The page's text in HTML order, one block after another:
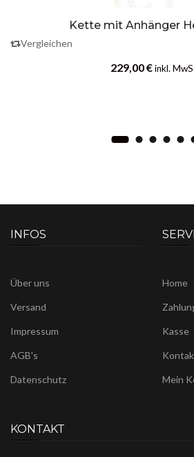
Kette mit Anhänger
Vergleichen
229,00€ inkl.
INFOS
Über uns
Versand
Impressum
AGB's
Datenschutz
Home
Kasse
Mein
KONTAKT